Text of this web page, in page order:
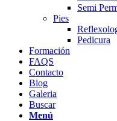
Semi
Pies
Pedicura
Formación
FAQS
Contacto
Blog
Galeria
Buscar
Menú